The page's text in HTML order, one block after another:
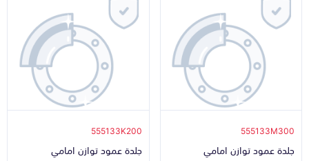
555133M300
جلدة عمود توازن امامي
555133K200
جلدة عمود توازن امامي